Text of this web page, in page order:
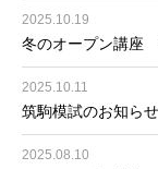
2025.10.19
冬のオープン講座
2025.10.11
筑駒模試のお知らせ
2025.08.10